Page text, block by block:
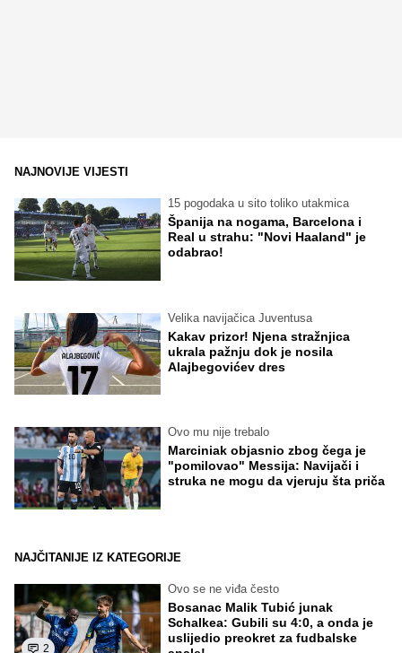
NAJNOVIJE VIJESTI
15 pogodaka u sito toliko utakmica
Španija na nogama, Barcelona i
Real u strahu: "Novi Haaland" je
odabrao!
Velika navijačica Juventusa
Kakav prizor! Njena stražnjica
ukrala pažnju dok je nosila
Alajbegovićev dres
Ovo mu nije trebalo
Marciniak objasnio zbog čega je
"pomilovao" Messija: Navijači i
struka ne mogu da vjeruju šta priča
NAJČITANIJE IZ KATEGORIJE
2
Ovo se ne viđa često
Bosanac Malik Tubić junak
Schalkea: Gubili su 4:0, a onda je
uslijedio preokret za fudbalske